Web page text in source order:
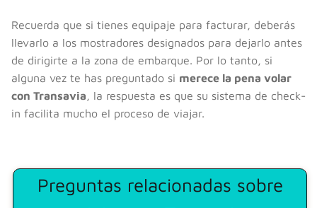
Recuerda que si tienes equipaje para facturar, deberás
llevarlo a los mostradores designados para dejarlo antes
de dirigirte a la zona de embarque. Por lo tanto, si
alguna vez te has preguntado si merece la pena volar
con Transavia, la respuesta es que su sistema de check-
in facilita mucho el proceso de viajar.
Preguntas relacionadas sobre